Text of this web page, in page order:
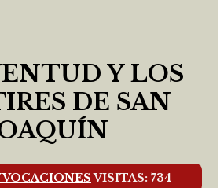
Y LOS
DE SAN
VISITAS: 734